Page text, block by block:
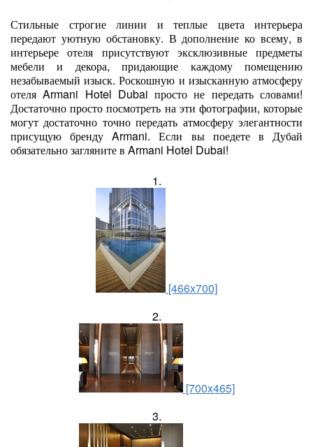
Стильные строгие линии и теплые цвета интерьера
передают уютную обстановку. В дополнение ко всему, в
интерьере отеля присутствуют эксклюзивные предметы
мебели и декора, придающие каждому помещению
незабываемый изыск. Роскошную и изысканную атмосферу
отеля Armani Hotel Dubai просто не передать словами!
Достаточно просто посмотреть на эти фотографии, которые
могут достаточно точно передать атмосферу элегантности
присущую бренду Armani. Если вы поедете в Дубай
обязательно загляните в Armani Hotel Dubai!
1.
[466x700]
2.
[700x465]
3.